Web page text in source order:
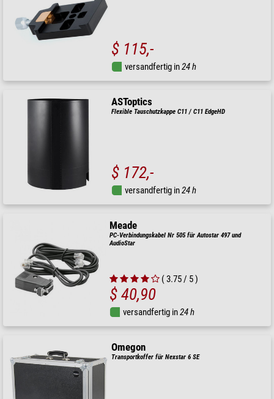
$ 115,-
versandfertig in24 h
ASToptics
Flexible Tauschutzkappe C11 / C11 EdgeHD
$ 172,-
versandfertig in24 h
Meade
PC-Verbindungskabel Nr 505 für Autostar 497 und
AudioStar
( 3.75 / 5 )
$ 40,90
versandfertig in24 h
Omegon
Transportkoffer für Nexstar 6 SE